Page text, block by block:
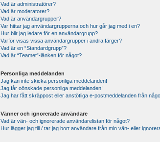
Vad är administratörer?
Vad är moderatorer?
Vad är användargrupper?
Var hittar jag användargrupperna och hur går jag med i en?
Hur blir jag ledare för en användargrupp?
Varför visas vissa användargrupper i andra färger?
Vad är en “Standardgrupp”?
Vad är “Teamet”-länken för något?
Personliga meddelanden
Jag kan inte skicka personliga meddelanden!
Jag får oönskade personliga meddelanden!
Jag har fått skräppost eller anstötliga e-postmeddelanden från
Vänner och ignorerade användare
Vad är vän- och ignorerade användarelistan för något?
Hur lägger jag till / tar jag bort användare från min vän- eller